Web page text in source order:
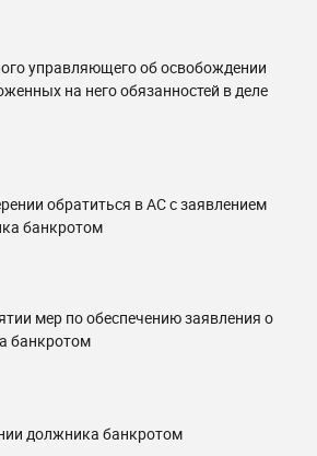
управляющего об освобождении
на него обязанностей в деле
обратиться в АС с заявлением
банкротом
мер по обеспечению заявления о
банкротом
должника банкротом